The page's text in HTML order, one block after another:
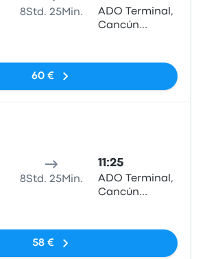
8Std. 25Min.
ADO Terminal,
Cancún
60 €
8Std. 25Min.
11:25
ADO Terminal,
Cancún
58 €